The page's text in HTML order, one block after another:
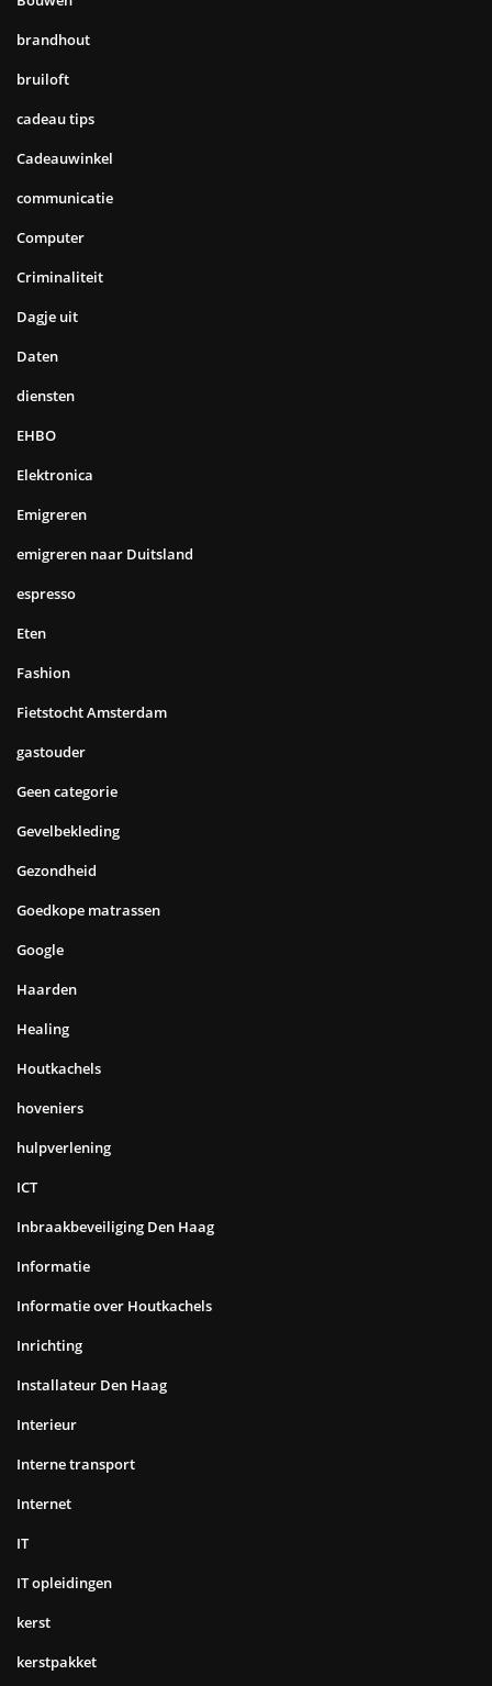
brandhout
bruiloft
cadeau tips
Cadeauwinkel
communicatie
Computer
Criminaliteit
Dagje uit
Daten
diensten
EHBO
Elektronica
Emigreren
emigreren naar Duitsland
espresso
Eten
Fashion
Fietstocht Amsterdam
gastouder
Geen categorie
Gevelbekleding
Gezondheid
Goedkope matrassen
Google
Haarden
Healing
Houtkachels
hoveniers
hulpverlening
ICT
Inbraakbeveiliging Den Haag
Informatie
Informatie over Houtkachels
Inrichting
Installateur Den Haag
Interieur
Interne transport
Internet
IT
IT opleidingen
kerst
kerstpakket